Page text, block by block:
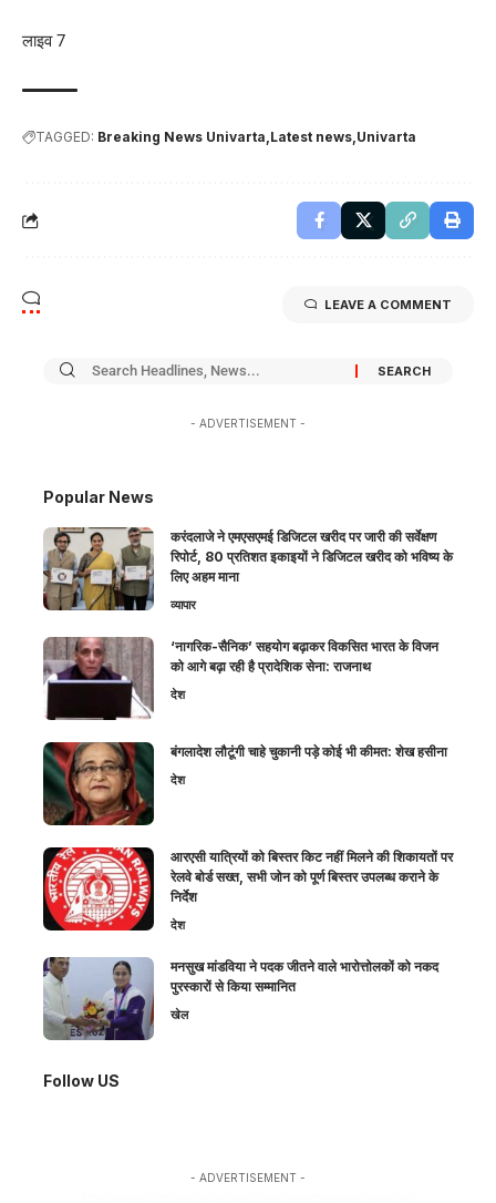
लाइव 7
TAGGED: Breaking News Univarta Latest news Univarta
LEAVE A COMMENT
- ADVERTISEMENT -
Popular News
करंदलाजे ने एमएसएमई डिजिटल खरीद पर जारी की सर्वेक्षण
रिपोर्ट, 80 प्रतिशत इकाइयों ने डिजिटल खरीद को भविष्य के
लिए अहम माना
व्यापार
‘नागरिक-सैनिक’ सहयोग बढ़ाकर विकसित भारत के विजन
को आगे बढ़ा रही है प्रादेशिक सेना: राजनाथ
देश
बंगलादेश लौटूंगी चाहे चुकानी पड़े कोई भी कीमत: शेख हसीना
देश
आरएसी यात्रियों को बिस्तर किट नहीं मिलने की शिकायतों पर
रेलवे बोर्ड सख्त, सभी जोन को पूर्ण बिस्तर उपलब्ध कराने के
निर्देश
देश
मनसुख मांडविया ने पदक जीतने वाले भारोत्तोलकों को नकद
पुरस्कारों से किया सम्मानित
खेल
Follow US
- ADVERTISEMENT -